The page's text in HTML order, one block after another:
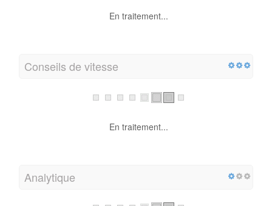
En traitement...
Conseils de vitesse
En traitement...
Analytique